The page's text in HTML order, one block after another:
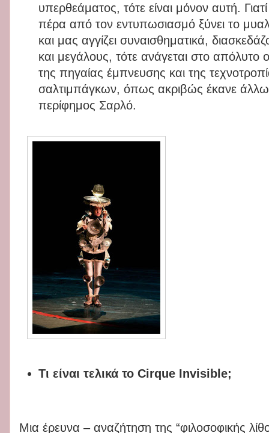
υπερθεάματος, τότε είναι μόνον αυτή.
πέρα από τον εντυπωσιασμό ξύνει το
και μας αγγίζει συναισθηματικά,
και μεγάλους, τότε ανάγεται στο
της πηγαίας έμπνευσης και της
σαλτιμπάγκων, όπως ακριβώς έκανε
περίφημος Σαρλό.
Τι είναι τελικά το Cirque Invisible;
Μια έρευνα – αναζήτηση της “φιλοσοφικής